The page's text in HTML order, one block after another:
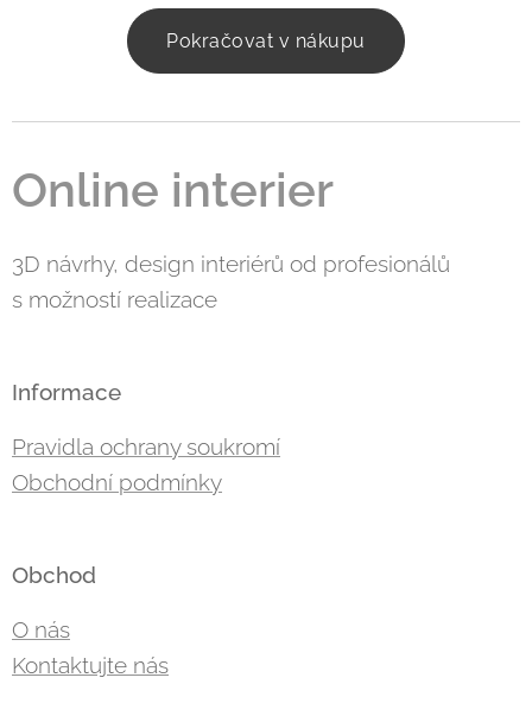
Pokračovat v nákupu
Online interier
3D návrhy, design interiérů od profesionálů
s možností realizace
Informace
Pravidla ochrany soukromí
Obchodní podmínky
Obchod
O nás
Kontaktujte nás